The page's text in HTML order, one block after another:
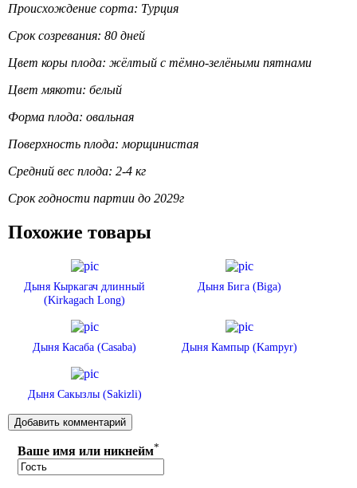
Происхождение сорта: Турция
Срок созревания: 80 дней
Цвет коры плода: жёлтый с тёмно-зелёными пятнами
Цвет мякоти: белый
Форма плода: овальная
Поверхность плода: морщинистая
Средний вес плода: 2-4 кг
Срок годности партии до 2029г
Похожие товары
Дыня Кыркагач длинный
(Kirkagach Long)
Дыня Бига (Biga)
Дыня Касаба (Casaba) Дыня Кампыр (Kampyr)
Дыня Сакызлы (Sakizli)
Ваше имя или никнейм*